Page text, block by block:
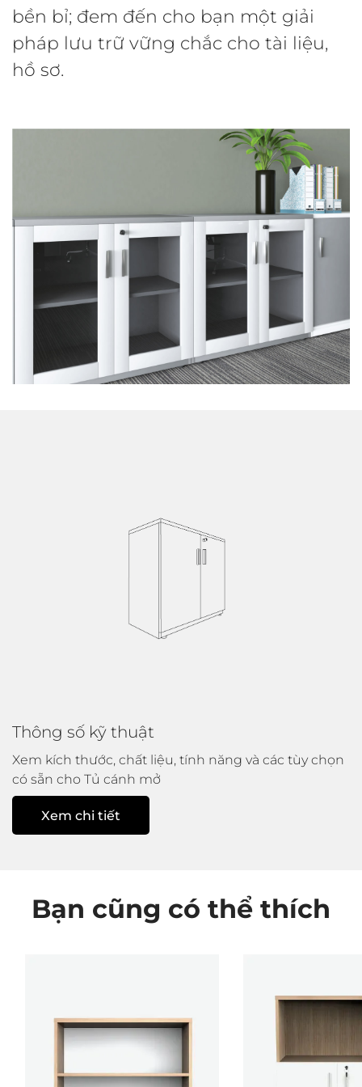
bền bỉ; đem đến cho bạn một giải
pháp lưu trữ vững chắc cho tài liệu,
hồ sơ.
Thông số kỹ thuật
Xem kích thước, chất liệu, tính năng và các tùy chọn
có sẵn cho Tủ cánh mở
Xem chi tiết
Bạn cũng có thể thích